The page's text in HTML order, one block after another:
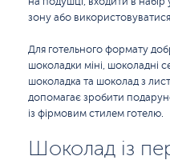
зону або
Для готельного формату
шоколадки міні, шоколадні
шоколадка та шоколад з
допомагає зробити
із фірмовим стилем готелю.
Шоколад із